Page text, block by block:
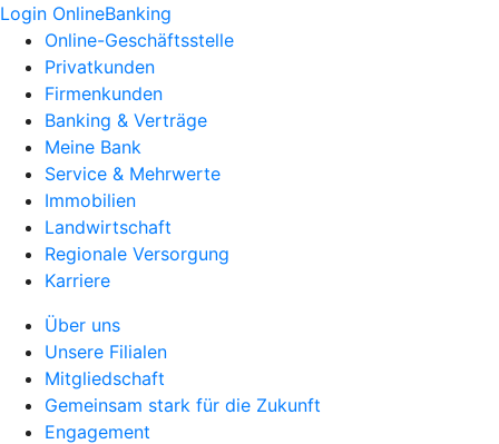
Login OnlineBanking
Online-Geschäftsstelle
Privatkunden
Firmenkunden
Banking & Verträge
Meine Bank
Service & Mehrwerte
Immobilien
Landwirtschaft
Regionale Versorgung
Karriere
Über uns
Unsere Filialen
Mitgliedschaft
Gemeinsam stark für die Zukunft
Engagement